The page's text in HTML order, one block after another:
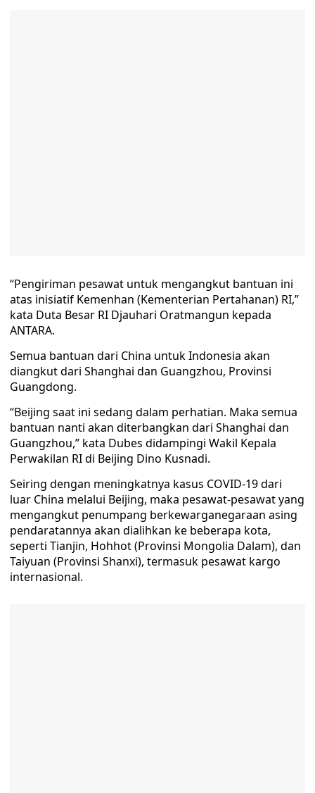
“Pengiriman pesawat untuk mengangkut bantuan ini
atas inisiatif Kemenhan (Kementerian Pertahanan) RI,”
kata Duta Besar RI Djauhari Oratmangun kepada
ANTARA.
Semua bantuan dari China untuk Indonesia akan
diangkut dari Shanghai dan Guangzhou, Provinsi
Guangdong.
“Beijing saat ini sedang dalam perhatian. Maka semua
bantuan nanti akan diterbangkan dari Shanghai dan
Guangzhou,” kata Dubes didampingi Wakil Kepala
Perwakilan RI di Beijing Dino Kusnadi.
Seiring dengan meningkatnya kasus COVID-19 dari
luar China melalui Beijing, maka pesawat-pesawat yang
mengangkut penumpang berkewarganegaraan asing
pendaratannya akan dialihkan ke beberapa kota,
seperti Tianjin, Hohhot (Provinsi Mongolia Dalam), dan
Taiyuan (Provinsi Shanxi), termasuk pesawat kargo
internasional.